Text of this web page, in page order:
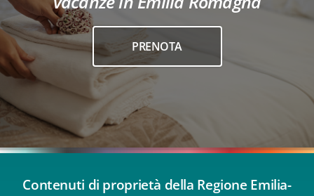
PRENOTA
Contenuti di proprietà della Regione Emilia-